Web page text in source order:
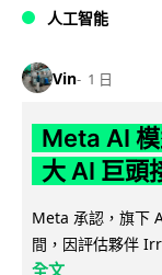
人工智能
Vin 1 日
Meta AI
大 AI 巨頭
Meta 承認，旗下
間，因評估夥伴
全文